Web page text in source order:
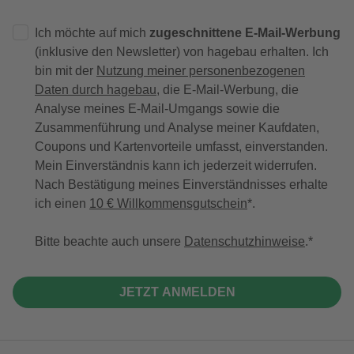
Ich möchte auf mich zugeschnittene E-Mail-Werbung
(inklusive den Newsletter) von hagebau erhalten. Ich
bin mit der Nutzung meiner personenbezogenen
Daten durch hagebau, die E-Mail-Werbung, die
Analyse meines E-Mail-Umgangs sowie die
Zusammenführung und Analyse meiner Kaufdaten,
Coupons und Kartenvorteile umfasst, einverstanden.
Mein Einverständnis kann ich jederzeit widerrufen.
Nach Bestätigung meines Einverständnisses erhalte
ich einen 10 € Willkommensgutschein*.
Bitte beachte auch unsere Datenschutzhinweise.
JETZT ANMELDEN